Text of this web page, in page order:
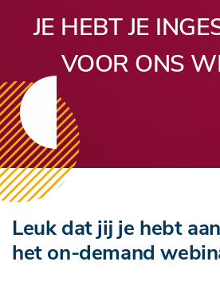
JE HEBT JE
VOOR ONS
Leuk dat jij je hebt
het on-demand